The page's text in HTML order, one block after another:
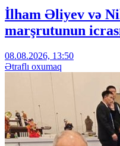
İlham Əliyev və
marşrutunun
08.08.2026, 13:50
Ətraflı oxumaq